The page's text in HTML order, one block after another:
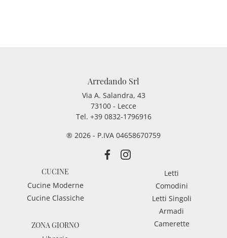
Arredando Srl
Via A. Salandra, 43
73100 - Lecce
Tel. +39 0832-1796916
® 2026 - P.IVA 04658670759
CUCINE
Cucine Moderne
Cucine Classiche
ZONA GIORNO
Letti
Comodini
Letti Singoli
Armadi
Camerette